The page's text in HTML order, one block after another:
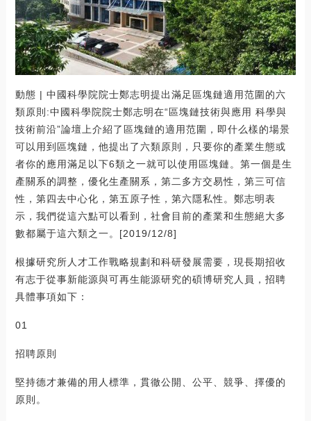
動態 | 中國科學院院士鄭志明提出滿足區塊鏈適用范圍的六
類原則:中國科學院院士鄭志明在“區塊鏈技術與應用 科學與
技術前沿”論壇上介紹了區塊鏈的適用范圍，即什么樣的場景
可以用到區塊鏈，他提出了六類原則，只要你的產業生態或
者你的應用滿足以下6類之一就可以使用區塊鏈。第一個是生
產關系的調整，優化生產關系，第二多方交易性，第三可信
性，第四去中心化，第五原子性，第六隱私性。鄭志明表
示，我們從這六點可以看到，社會目前的產業和生態絕大多
數都屬于這六類之一。[2019/12/8]
根據研究所人才工作戰略規劃和科研發展需要，現長期招收
有志于從事新能源與可再生能源研究的碩博研究人員，招聘
具體事項如下：
01
招聘原則
堅持德才兼備的用人標準，貫徹公開、公平、競爭、擇優的
原則。